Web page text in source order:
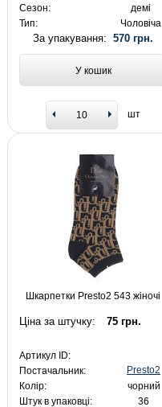
Сезон:
демі
Тип:
Чоловіча
За упакування:570 грн.
У кошик
шт
Шкарпетки Presto2 543 жіночі
Ціна за штучку: 75 грн.
Артикул ID:
Постачальник:
Presto2
Колір:
чорний
Штук в упаковці:
36